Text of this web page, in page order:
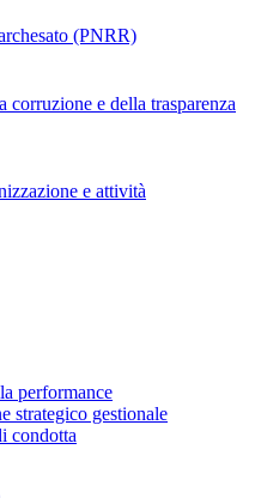
(PNRR)
corruzione e della trasparenza
e attività
performance
strategico gestionale
condotta